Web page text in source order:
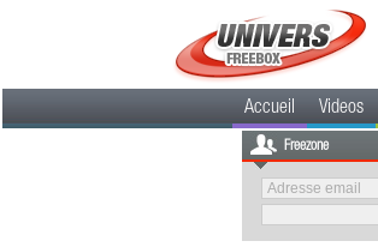
Accueil Videos
Freezone